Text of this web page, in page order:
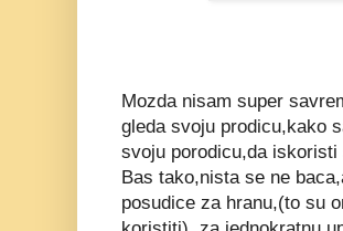
Mozda nisam super
gleda svoju prodicu,kako
svoju porodicu,da
Bas tako,nista se ne
posudice za hranu,(to su